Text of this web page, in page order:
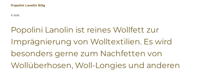
Popolini Lanolin 150g
Preis
€ 19,90
Popolini Lanolin ist reines Wollfett zur
Imprägnierung von Wolltextilien. Es wird
besonders gerne zum Nachfetten von
Wollüberhosen, Woll-Longies und anderen